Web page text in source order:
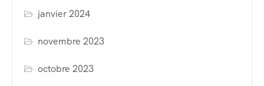
janvier 2024
novembre 2023
octobre 2023